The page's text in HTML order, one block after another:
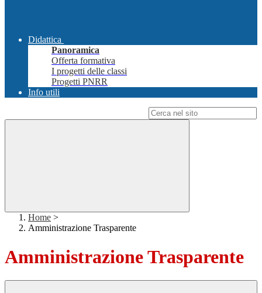
Didattica
Panoramica
Offerta formativa
I progetti delle classi
Progetti PNRR
Info utili
Home >
Amministrazione Trasparente
Amministrazione Trasparente